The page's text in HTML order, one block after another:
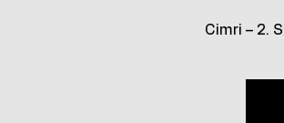
Cimri – 2.